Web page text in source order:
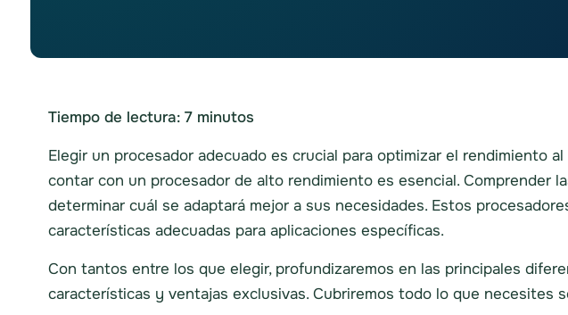
Tiempo de lectura: 7 minutos
Elegir un procesador adecuado es crucial para optimizar el rendimiento
contar con un procesador de alto rendimiento es esencial. Comprender
determinar cuál se adaptará mejor a sus necesidades. Estos
características adecuadas para aplicaciones específicas.
Con tantos entre los que elegir, profundizaremos en las principales
características y ventajas exclusivas. Cubriremos todo lo que necesites